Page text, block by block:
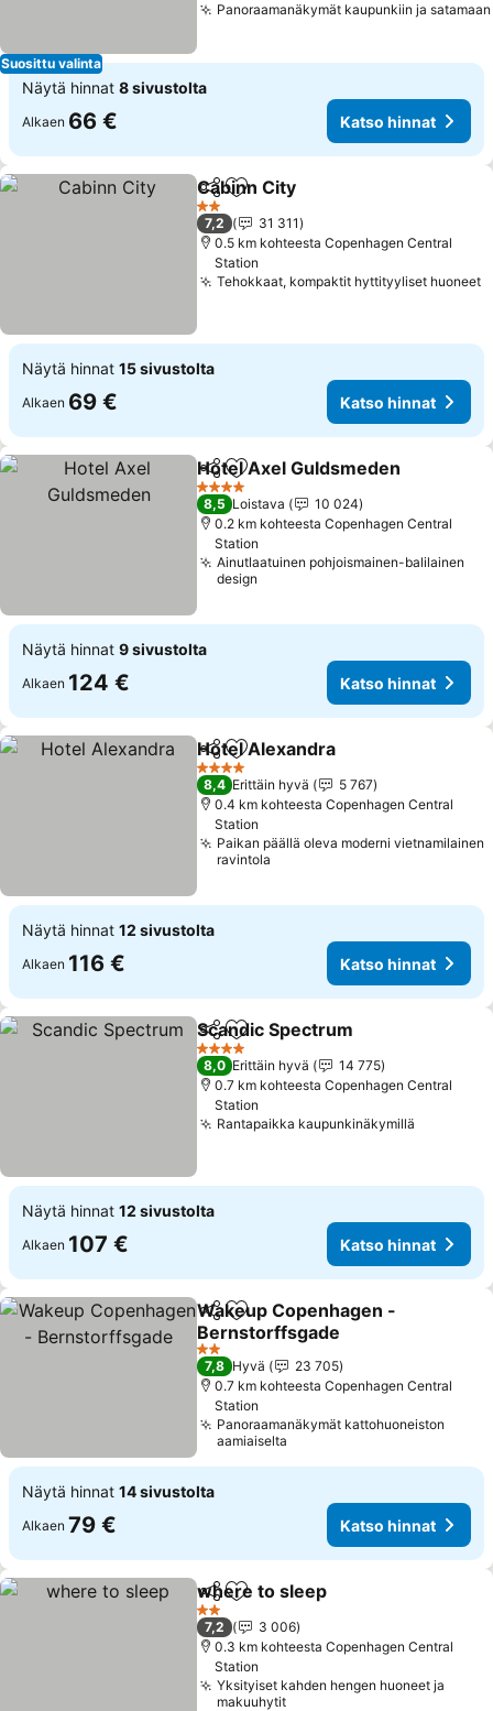
Suosittu valinta
Panoraamanäkymät kaupunkiin ja satamaan
Näytä hinnat 8 sivustolta
Alkaen 66 € Katso hinnat
Jaa Lisää suosikkeihin
Cabinn City
2 Tähtiluokitus
7,2
31 311
0.5 km kohteesta Copenhagen Central
Station
Tehokkaat, kompaktit hyttityyliset huoneet
Näytä hinnat 15 sivustolta
Alkaen 69 € Katso hinnat
Jaa Lisää suosikkeihin
Hotel Axel Guldsmeden
4 Tähtiluokitus
8,5 Loistava
10 024
0.2 km kohteesta Copenhagen Central
Station
Ainutlaatuinen pohjoismainen-balilainen
design
Näytä hinnat 9 sivustolta
Alkaen 124 € Katso hinnat
Jaa Lisää suosikkeihin
Hotel Alexandra
4 Tähtiluokitus
8,4 Erittäin hyvä
5 767
0.4 km kohteesta Copenhagen Central
Station
Paikan päällä oleva moderni vietnamilainen
ravintola
Näytä hinnat 12 sivustolta
Alkaen 116 € Katso hinnat
Jaa Lisää suosikkeihin
Scandic Spectrum
4 Tähtiluokitus
8,0 Erittäin hyvä
14 775
0.7 km kohteesta Copenhagen Central
Station
Rantapaikka kaupunkinäkymillä
Näytä hinnat 12 sivustolta
Alkaen 107 € Katso hinnat
Jaa Lisää suosikkeihin
Wakeup Copenhagen -
Bernstorffsgade
Katso hinnat
2 Tähtiluokitus
7,8 Hyvä
23 705
0.7 km kohteesta Copenhagen Central
Station
Panoraamanäkymät kattohuoneiston
aamiaiselta
Näytä hinnat 14 sivustolta
Alkaen 79 € Katso hinnat
Jaa Lisää suosikkeihin
where to sleep
2 Tähtiluokitus
7,2
3 006
0.3 km kohteesta Copenhagen Central
Station
Yksityiset kahden hengen huoneet ja
makuuhytit